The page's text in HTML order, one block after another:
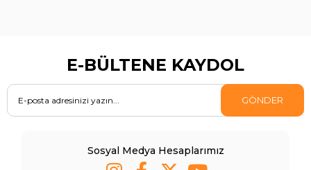
E-BÜLTENE KAYDOL
GÖNDER
Sosyal Medya Hesaplarımız